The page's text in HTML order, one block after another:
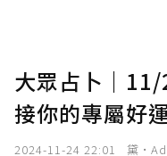
大眾占卜｜
接你的專屬好
2024-11-24 22:01 黛